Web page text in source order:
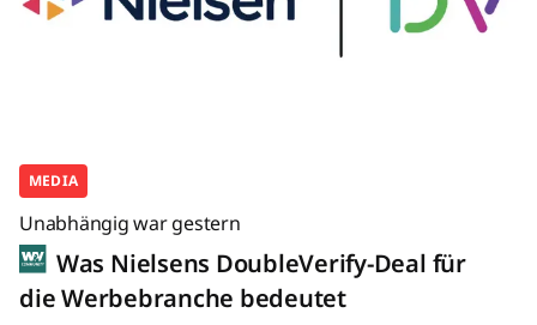
MEDIA
Unabhängig war gestern
Was Nielsens DoubleVerify-Deal für
die Werbebranche bedeutet